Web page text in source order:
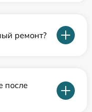
ремонт?
после